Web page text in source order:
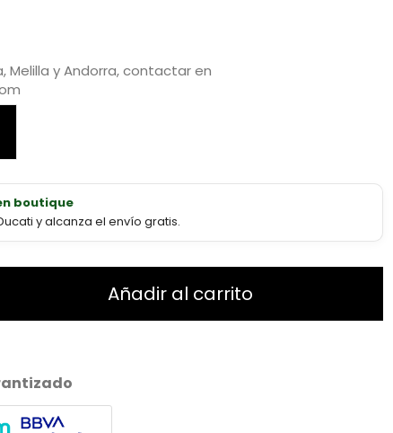
Melilla y Andorra, contactar en
boutique
y alcanza el envío gratis.
Añadir al carrito